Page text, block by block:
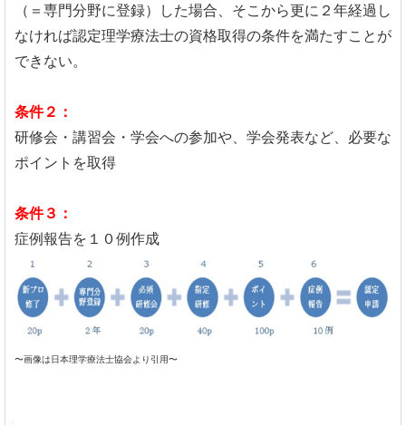
（＝専門分野に登録）した場合、そこから更に２年経過し
なければ認定理学療法士の資格取得の条件を満たすことが
できない。
条件２：
研修会・講習会・学会への参加や、学会発表など、必要な
ポイントを取得
条件３：
症例報告を１０例作成
〜画像は日本理学療法士協会より引用〜